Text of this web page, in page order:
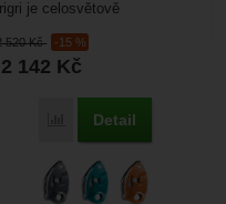
520Kč -15 %
2 142 Kč
Porovnat
Detail
je celosvětově
blokací,...